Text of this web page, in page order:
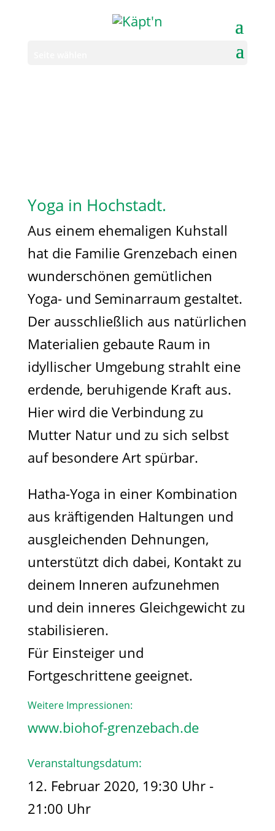
Yoga in Hochstadt.
Aus einem ehemaligen Kuhstall
hat die Familie Grenzebach einen
wunderschönen gemütlichen
Yoga- und Seminarraum gestaltet.
Der ausschließlich aus natürlichen
Materialien gebaute Raum in
idyllischer Umgebung strahlt eine
erdende, beruhigende Kraft aus.
Hier wird die Verbindung zu
Mutter Natur und zu sich selbst
auf besondere Art spürbar.
Hatha-Yoga in einer Kombination
aus kräftigenden Haltungen und
ausgleichenden Dehnungen,
unterstützt dich dabei, Kontakt zu
deinem Inneren aufzunehmen
und dein inneres Gleichgewicht zu
stabilisieren.
Für Einsteiger und
Fortgeschrittene geeignet.
Weitere Impressionen:
www.biohof-grenzebach.de
Veranstaltungsdatum:
12. Februar 2020, 19:30 Uhr -
21:00 Uhr